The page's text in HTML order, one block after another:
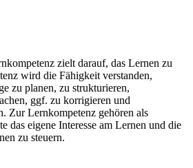
zielt darauf, das Lernen zu
wird die Fähigkeit verstanden,
zu planen, zu strukturieren,
ggf. zu korrigieren und
Zur Lernkompetenz gehören als
das eigene Interesse am Lernen und die
zu steuern.